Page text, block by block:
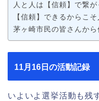
人と人は【信頼】で繋が
【信頼】できるからこ
茅ヶ崎市民の皆さんか
11月16日の活動記録
いよいよ選挙活動も残